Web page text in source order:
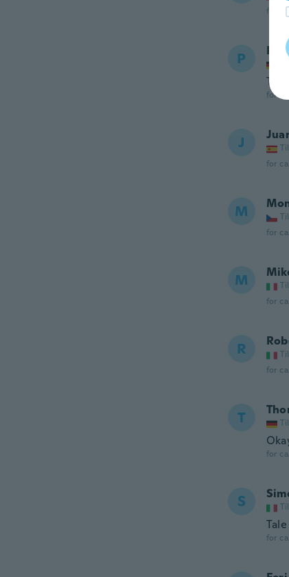
for
P
Top
for
J
for
M
for
M
for
R
for
T
for
S
for